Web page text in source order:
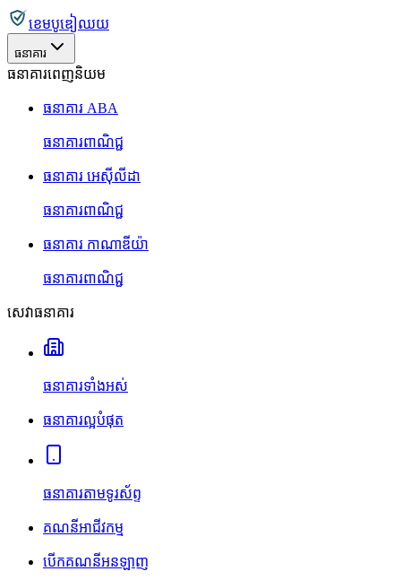
ខេមបូឌៀឈយ
ធនាគារ
ធនាគារពេញនិយម
ធនាគារ ABA
ធនាគារពាណិជ្ជ
ធនាគារ អេស៊ីលីដា
ធនាគារពាណិជ្ជ
ធនាគារ កាណាឌីយ៉ា
ធនាគារពាណិជ្ជ
សេវាធនាគារ
ធនាគារទាំងអស់
ធនាគារល្អបំផុត
ធនាគារតាមទូរស័ព្ទ
គណនីអាជីវកម្ម
បើកគណនីអនឡាញ